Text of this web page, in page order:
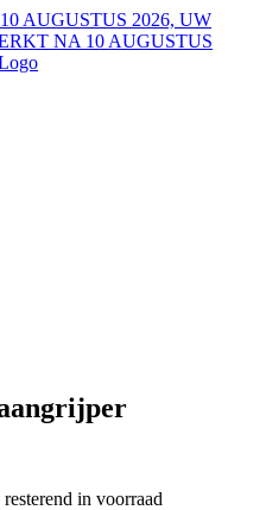
AUGUSTUS 2026, UW
NA 10 AUGUSTUS
resterend in voorraad